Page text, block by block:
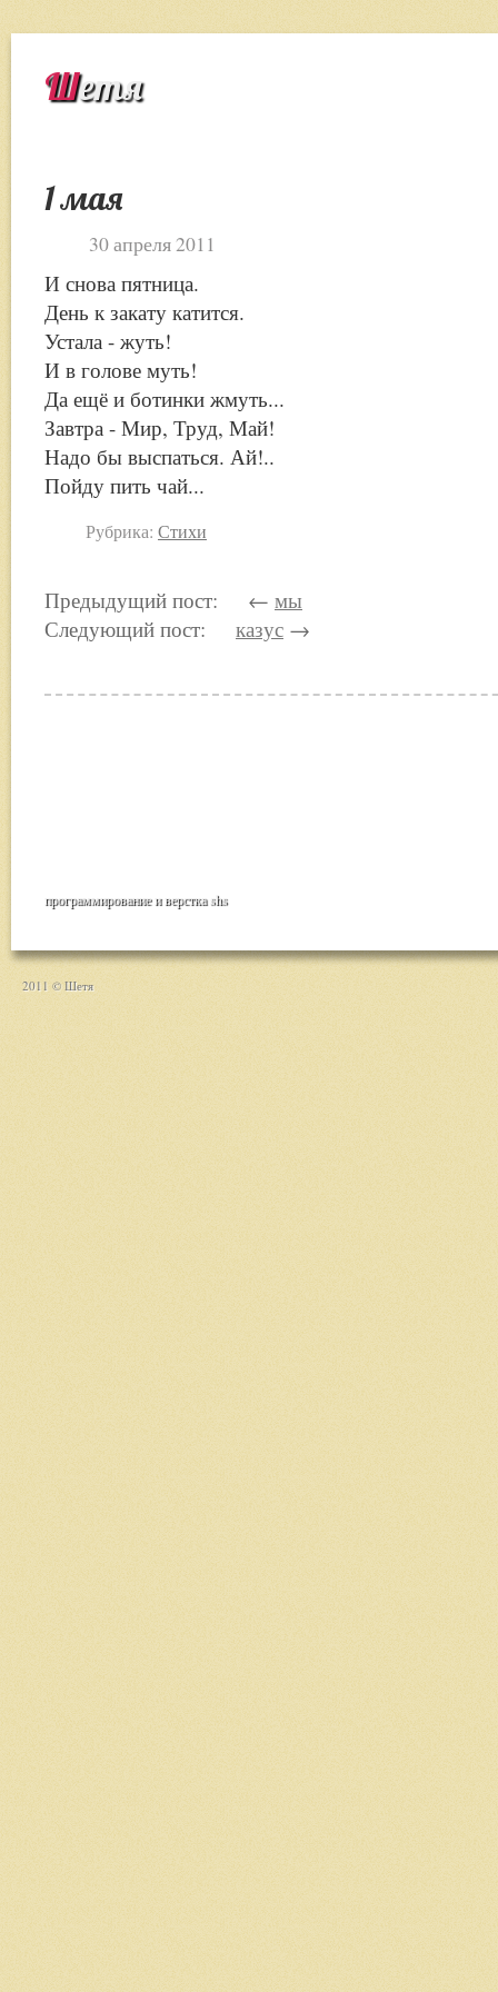
Шетя
1 мая
30 апреля 2011
И снова пятница.
День к закату катится.
Устала - жуть!
И в голове муть!
Да ещё и ботинки жмуть...
Завтра - Мир, Труд, Май!
Надо бы выспаться. Ай!..
Пойду пить чай...
Рубрика: Стихи
Предыдущий пост: ← мы
Следующий пост: казус →
программирование и версткаshs
2011 © Шетя